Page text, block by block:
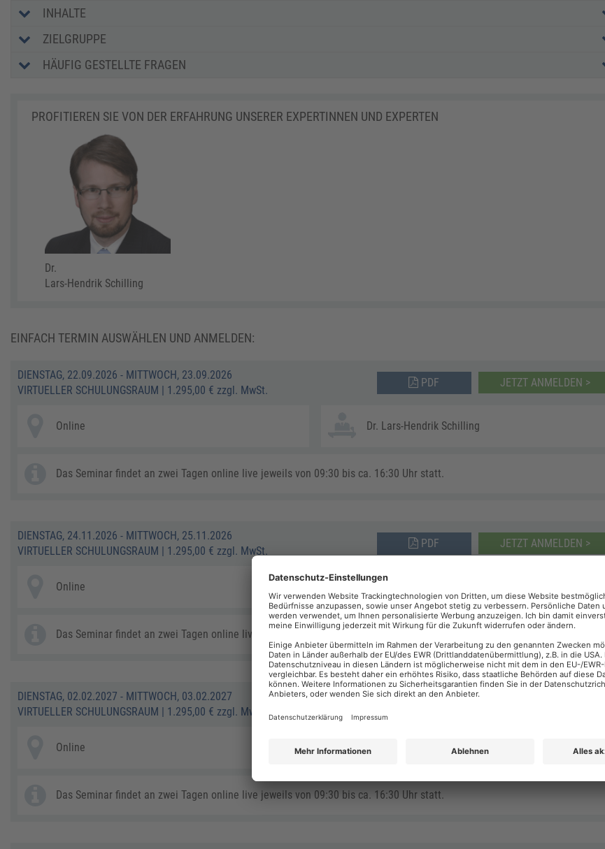
INHALTE
ZIELGRUPPE
HÄUFIG GESTELLTE FRAGEN
PROFITIEREN SIE VON DER ERFAHRUNG UNSERER EXPERTINNEN UND EXPERTEN
Dr.
Lars-Hendrik Schilling
EINFACH TERMIN AUSWÄHLEN UND ANMELDEN:
DIENSTAG, 22.09.2026 - MITTWOCH, 23.09.2026
VIRTUELLER SCHULUNGSRAUM | 1.295,00 € zzgl. MwSt.
PDF JETZT ANMELDEN >
Online Dr. Lars-Hendrik Schilling
Das Seminar findet an zwei Tagen online live jeweils von 09:30 bis ca. 16:30 Uhr statt.
DIENSTAG, 24.11.2026 - MITTWOCH, 25.11.2026
VIRTUELLER SCHULUNGSRAUM | 1.295,00 € zzgl. MwSt.
PDF JETZT ANMELDEN >
Online Dr. Lars-Hendrik Schilling
Das Seminar findet an zwei Tagen online live jeweils von 09:30 bis ca. 16:30 Uhr statt.
DIENSTAG, 02.02.2027 - MITTWOCH, 03.02.2027
VIRTUELLER SCHULUNGSRAUM | 1.295,00 € zzgl. MwSt.
Online Dr. Lars-Hendrik Schilling
Das Seminar findet an zwei Tagen online live jeweils von 09:30 bis ca. 16:30 Uhr statt.